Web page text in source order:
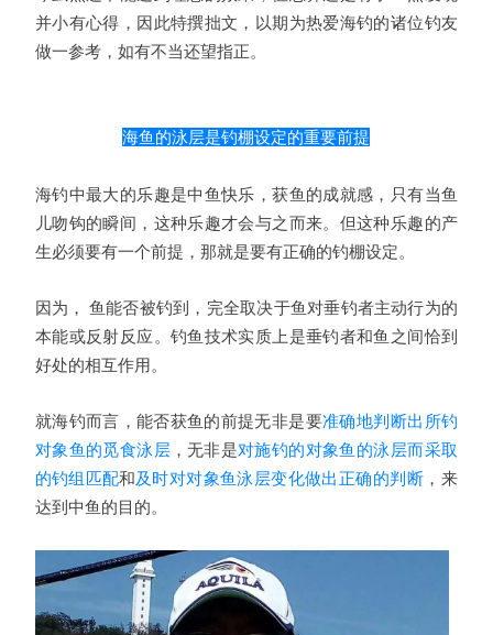
并小有心得，因此特撰拙文，以期为热爱海钓的诸位钓友
做一参考，如有不当还望指正。
海鱼的泳层是钓棚设定的重要前提
海钓中最大的乐趣是中鱼快乐，获鱼的成就感，只有当鱼
儿吻钩的瞬间，这种乐趣才会与之而来。但这种乐趣的产
生必须要有一个前提，那就是要有正确的钓棚设定。
因为， 鱼能否被钓到，完全取决于鱼对垂钓者主动行为的
本能或反射反应。钓鱼技术实质上是垂钓者和鱼之间恰到
好处的相互作用。
就海钓而言， 能否获鱼的前提无非是要准确地判断出所钓
对象鱼的觅食泳层，无非是对施钓的对象鱼的泳层而采取
的钓组匹配和及时对对象鱼泳层变化做出正确的判断， 来
达到中鱼的目的。